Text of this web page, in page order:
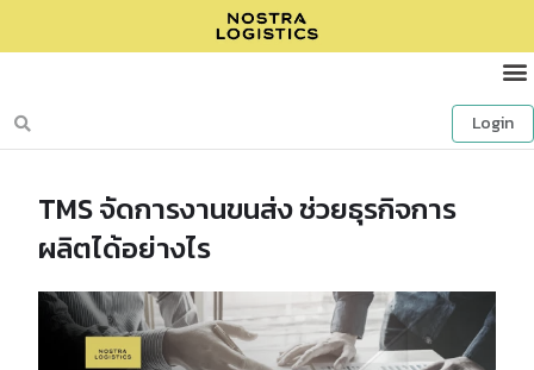
Login
TMS จัดการงานขนส่ง ช่วยธุรกิจการ
ผลิตได้อย่างไร